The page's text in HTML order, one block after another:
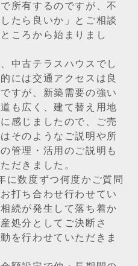
所有するのですが、不
たら良いか」とご相談
ころから始まりまし
中古テラスハウスでし
には交通アクセスは良
すが、新築需要の強い
も広く、建て替え用地
感じましたので、ご売
そのようなご説明や所
管理・活用のご説明も
だきました。
に数度ずつ何度かご質問
打ち合わせ行わせてい
続が発生して落ち着か
処分としてご決断さ
を行わせていただきま